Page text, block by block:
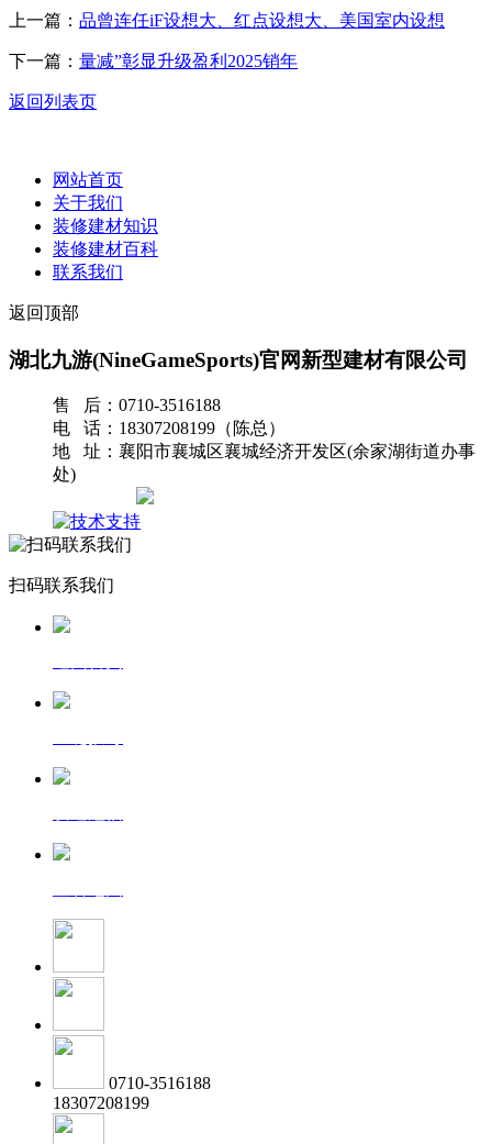
上一篇： 品曾连任iF设想大、红点设想大、美国室内设想
下一篇： 量减”彰显升级盈利2025销年
返回列表页
网站首页
关于我们
装修建材知识
装修建材百科
联系我们
返回顶部
湖北九游(NineGameSports)官网新型建材有限公司
售 后：0710-3516188
电 话：18307208199（陈总）
地 址：襄阳市襄城区襄城经济开发区(余家湖街道办事
处)
扫码联系我们
0710-3516188
18307208199